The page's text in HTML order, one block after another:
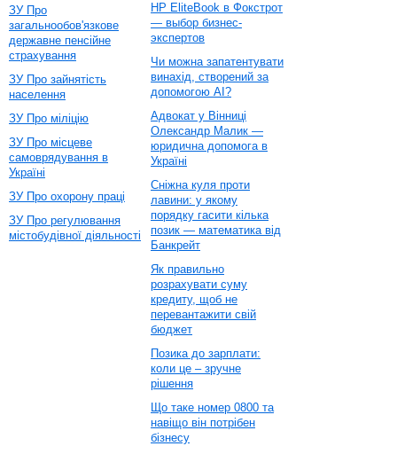
ЗУ Про
загальнообов'язкове
державне пенсійне
страхування
ЗУ Про зайнятість
населення
ЗУ Про міліцію
ЗУ Про місцеве
самоврядування в
Україні
ЗУ Про охорону праці
ЗУ Про регулювання
містобудівної діяльності
HP EliteBook в Фокстрот
— выбор бизнес-
экспертов
Чи можна запатентувати
винахід, створений за
допомогою AI?
Адвокат у Вінниці
Олександр Малик —
юридична допомога в
Україні
Сніжна куля проти
лавини: у якому
порядку гасити кілька
позик — математика від
Банкрейт
Як правильно
розрахувати суму
кредиту, щоб не
перевантажити свій
бюджет
Позика до зарплати:
коли це – зручне
рішення
Що таке номер 0800 та
навіщо він потрібен
бізнесу